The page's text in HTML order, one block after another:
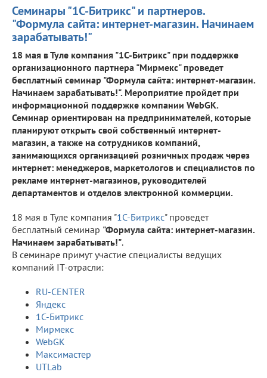
Семинары "1С-Битрикс" и партнеров.
"Формула сайта: интернет-магазин. Начинаем
зарабатывать!"
18 мая в Туле компания "1С-Битрикс" при поддержке
организационного партнера "Мирмекс" проведет
бесплатный семинар "Формула сайта: интернет-магазин.
Начинаем зарабатывать!". Мероприятие пройдет при
информационной поддержке компании WebGK.
Семинар ориентирован на предпринимателей, которые
планируют открыть свой собственный интернет-
магазин, а также на сотрудников компаний,
занимающихся организацией розничных продаж через
интернет: менеджеров, маркетологов и специалистов по
рекламе интернет-магазинов, руководителей
департаментов и отделов электронной коммерции.
18 мая в Туле компания "1С-Битрикс" проведет
бесплатный семинар "Формула сайта: интернет-магазин.
Начинаем зарабатывать!".
В семинаре примут участие специалисты ведущих
компаний IT-отрасли:
RU-CENTER
Яндекс
1С-Битрикс
Мирмекс
WebGK
Максимастер
UTLab